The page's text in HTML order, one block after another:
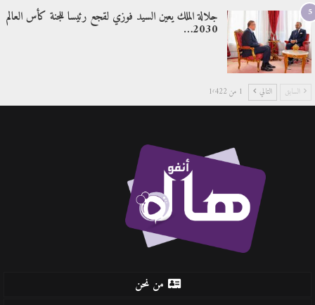
5 جلالة الملك يعين السيد فوزي لقجع رئيسا للجنة كأس العالم
2030…
السابق التالي 1 من 1٬422
من نحن